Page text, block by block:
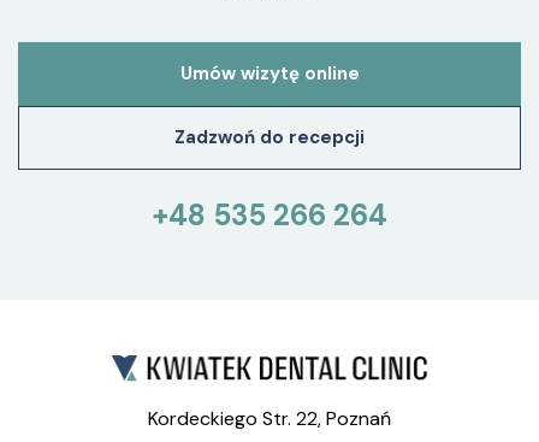
Umów wizytę online
Zadzwoń do recepcji
+48 535 266 264
Kordeckiego Str. 22, Poznań